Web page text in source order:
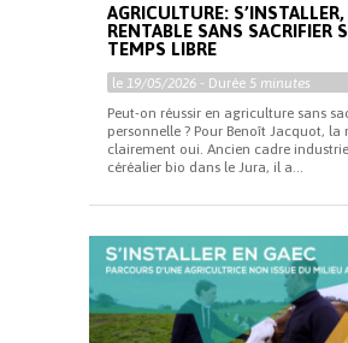
AGRICULTURE: S’INSTALLER,
RENTABLE SANS SACRIFIER
TEMPS LIBRE
le 19/05/2026 - Durée 5 minutes
Peut-on réussir en agriculture sans
personnelle ? Pour Benoît Jacquot, la
clairement oui. Ancien cadre
céréalier bio dans le Jura, il a...